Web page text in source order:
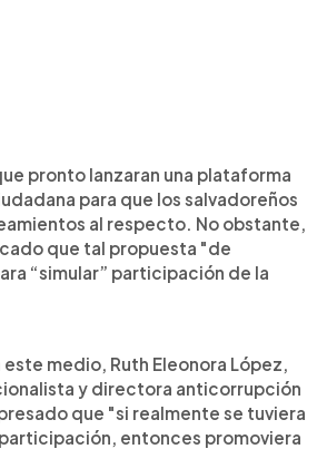
pronto lanzaran una plataforma
para que los salvadoreños
al respecto. No obstante,
que tal propuesta "de
“simular” participación de la
medio, Ruth Eleonora López,
y directora anticorrupción
que "si realmente se tuviera
entonces promoviera